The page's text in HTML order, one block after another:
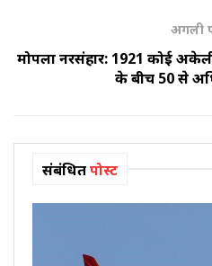
अगली
मोपला नरसंहार: 1921 कोई
के बीच 50 से
संबंधितपोस्ट